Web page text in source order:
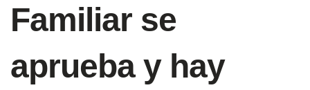
Familiar se
aprueba y hay